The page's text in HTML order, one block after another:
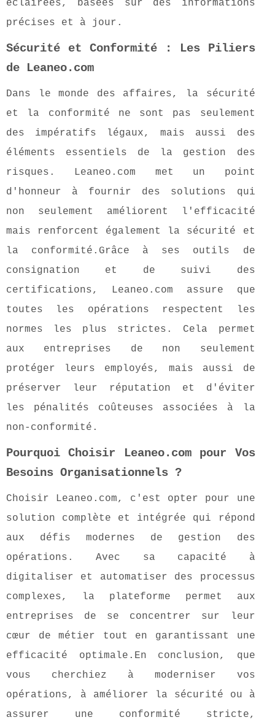
éclairées, basées sur des informations
précises et à jour.
Sécurité et Conformité : Les Piliers
de Leaneo.com
Dans le monde des affaires, la sécurité
et la conformité ne sont pas seulement
des impératifs légaux, mais aussi des
éléments essentiels de la gestion des
risques. Leaneo.com met un point
d'honneur à fournir des solutions qui
non seulement améliorent l'efficacité
mais renforcent également la sécurité et
la conformité.Grâce à ses outils de
consignation et de suivi des
certifications, Leaneo.com assure que
toutes les opérations respectent les
normes les plus strictes. Cela permet
aux entreprises de non seulement
protéger leurs employés, mais aussi de
préserver leur réputation et d'éviter
les pénalités coûteuses associées à la
non-conformité.
Pourquoi Choisir Leaneo.com pour Vos
Besoins Organisationnels ?
Choisir Leaneo.com, c'est opter pour une
solution complète et intégrée qui répond
aux défis modernes de gestion des
opérations. Avec sa capacité à
digitaliser et automatiser des processus
complexes, la plateforme permet aux
entreprises de se concentrer sur leur
cœur de métier tout en garantissant une
efficacité optimale.En conclusion, que
vous cherchiez à moderniser vos
opérations, à améliorer la sécurité ou à
assurer une conformité stricte,